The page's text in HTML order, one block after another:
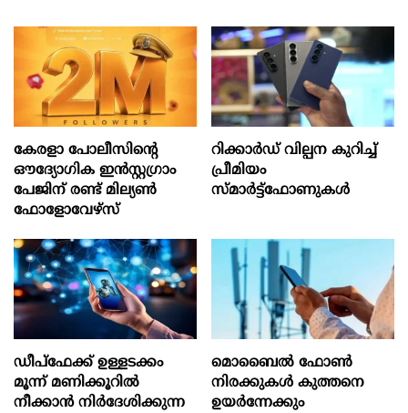
കേരളാ പോലീസിന്‍റെ
ഔദ്യോഗിക ഇന്‍സ്റ്റഗ്രാം
പേജിന് രണ്ട് മില്യണ്‍
ഫോളോവേഴ്സ്
റിക്കാർഡ് വില്പന കുറിച്ച്
പ്രീമിയം
സ്മാർട്ട്ഫോണുകൾ
ഡീപ്‌ഫേക്ക് ഉള്ളടക്കം
മൂന്ന് മണിക്കൂറിൽ
നീക്കാൻ നിർദേശിക്കുന്ന
മൊബൈല്‍ ഫോണ്‍
നിരക്കുകള്‍ കുത്തനെ
ഉയര്‍ന്നേക്കും